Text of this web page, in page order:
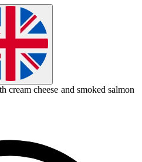
cream cheese and smoked salmon